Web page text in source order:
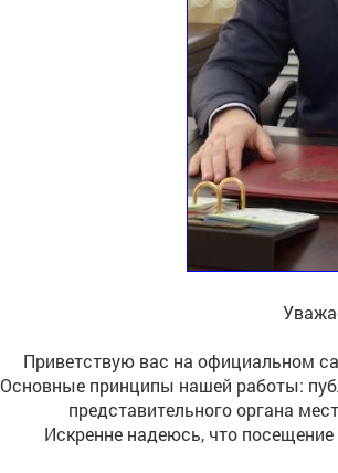
Приветствую вас на официальном
Основные принципы нашей работы:
представительного органа
Искренне надеюсь, что